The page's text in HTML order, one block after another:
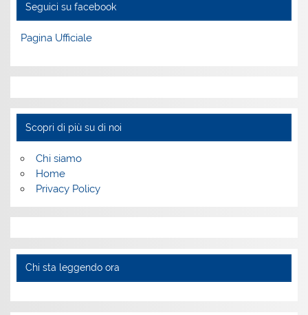
Seguici su facebook
Pagina Ufficiale
Scopri di più su di noi
Chi siamo
Home
Privacy Policy
Chi sta leggendo ora